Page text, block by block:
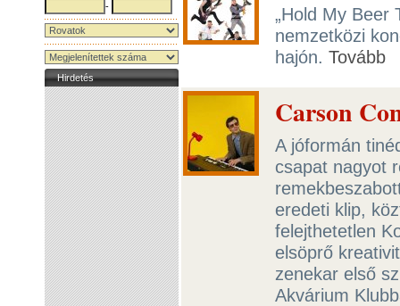
-
Hirdetés
„Hold My Beer
nemzetközi
hajón. Tovább
Carson
A jóformán
csapat nagyot
eredeti klip,
felejthetetlen
elsöprő
zenekar első
Akvárium